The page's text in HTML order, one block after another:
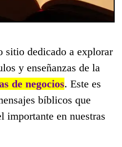
sitio dedicado a explorar
y enseñanzas de la
de negocios. Este es
bíblicos que
importante en nuestras